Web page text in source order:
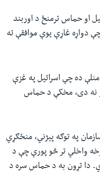
او حماس ترمنځ د اوربند
دواړه غاړې یوې موافقې ته
ده چې اسرائيل په غزې
نه دی، مخکې د حماس
په توګه پېژني، منځګړي
واخلي تر څو پورې چې د
دا تړون به د حماس سره د